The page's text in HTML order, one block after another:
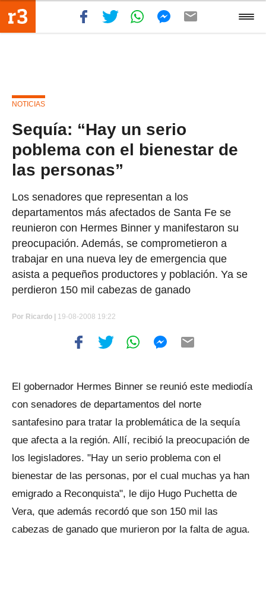
NOTICIAS
Sequía: “Hay un serio
poblema con el bienestar de
las personas”
Los senadores que representan a los
departamentos más afectados de Santa Fe se
reunieron con Hermes Binner y manifestaron su
preocupación. Además, se comprometieron a
trabajar en una nueva ley de emergencia que
asista a pequeños productores y población. Ya se
perdieron 150 mil cabezas de ganado
Por Ricardo | 19-08-2008 19:22
El gobernador Hermes Binner se reunió este mediodía
con senadores de departamentos del norte
santafesino para tratar la problemática de la sequía
que afecta a la región. Allí, recibió la preocupación de
los legisladores. "Hay un serio problema con el
bienestar de las personas, por el cual muchas ya han
emigrado a Reconquista", le dijo Hugo Puchetta de
Vera, que además recordó que son 150 mil las
cabezas de ganado que murieron por la falta de agua.